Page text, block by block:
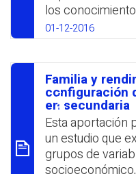
los
la innovación se
capitales
discentes
itinerarios
reflejaron que
como
que se
desarrollo de la
destaca la falta
enfocada en
01-12-2016
סיכום
Familia y
configuración
en secundaria
Esta aportación
un estudio que
grupos de